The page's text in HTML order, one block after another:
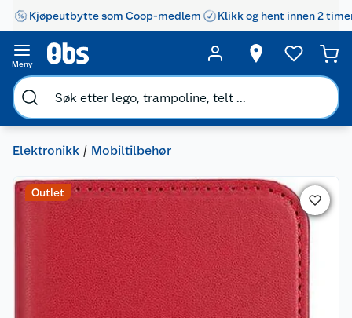
Kjøpeutbytte som Coop-medlem Klikk og hent innen 2
Meny
Elektronikk Mobiltilbehør
Outlet